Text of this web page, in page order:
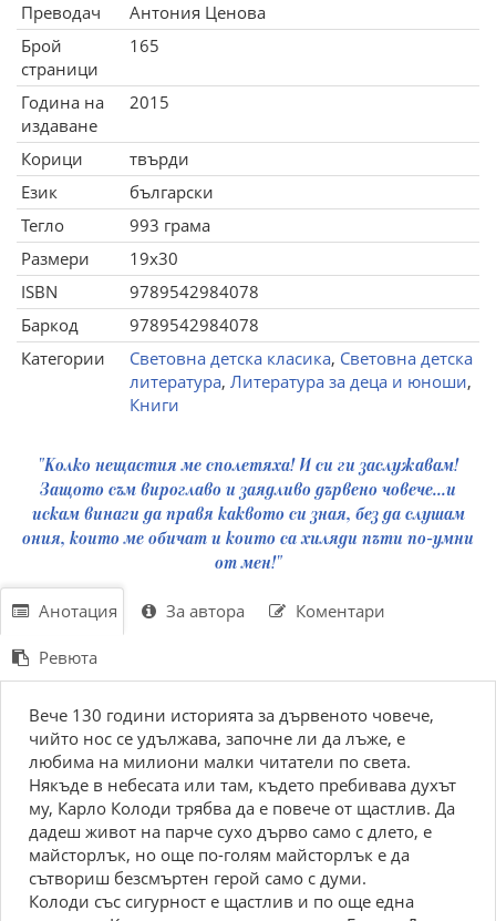
Преводач
Антония Ценова
Брой
страници
165
Година на
издаване
2015
Корици
твърди
Език
български
Тегло
993 грама
Размери
19x30
ISBN
9789542984078
Баркод
9789542984078
Категории
Световна детска класика, Световна детска
литература, Литература за деца и юноши,
Книги
"Колко нещастия ме сполетяха! И си ги заслужавам!
Защото съм вироглаво и заядливо дървено човече...и
искам винаги да правя каквото си зная, без да слушам
ония, които ме обичат и които са хиляди пъти по-умни
от мен!"
Анотация За автора Коментари
Ревюта
Вече 130 години историята за дървеното човече,
чийто нос се удължава, започне ли да лъже, е
любима на милиони малки читатели по света.
Някъде в небесата или там, където пребивава духът
му, Карло Колоди трябва да е повече от щастлив. Да
дадеш живот на парче сухо дърво само с длето, е
майсторлък, но още по-голям майсторлък е да
сътвориш безсмъртен герой само с думи.
Колоди със сигурност е щастлив и по още една